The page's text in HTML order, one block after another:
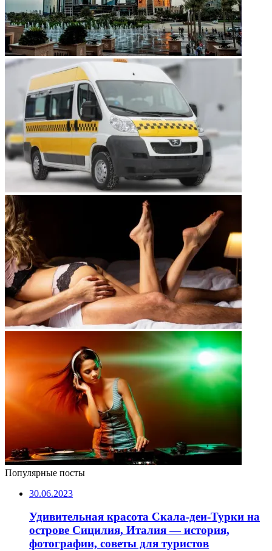
Популярные посты
30.06.2023
Удивительная красота Скала-деи-Турки на
острове Сицилия, Италия — история,
фотографии, советы для туристов